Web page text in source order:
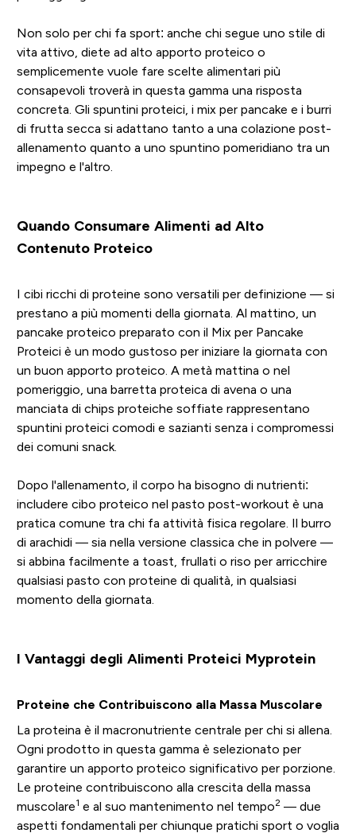
Non solo per chi fa sport: anche chi segue uno stile di
vita attivo, diete ad alto apporto proteico o
semplicemente vuole fare scelte alimentari più
consapevoli troverà in questa gamma una risposta
concreta. Gli spuntini proteici, i mix per pancake e i burri
di frutta secca si adattano tanto a una colazione post-
allenamento quanto a uno spuntino pomeridiano tra un
impegno e l'altro.
Quando Consumare Alimenti ad Alto
Contenuto Proteico
I cibi ricchi di proteine sono versatili per definizione — si
prestano a più momenti della giornata. Al mattino, un
pancake proteico preparato con il Mix per Pancake
Proteici è un modo gustoso per iniziare la giornata con
un buon apporto proteico. A metà mattina o nel
pomeriggio, una barretta proteica di avena o una
manciata di chips proteiche soffiate rappresentano
spuntini proteici comodi e sazianti senza i compromessi
dei comuni snack.
Dopo l'allenamento, il corpo ha bisogno di nutrienti:
includere cibo proteico nel pasto post-workout è una
pratica comune tra chi fa attività fisica regolare. Il burro
di arachidi — sia nella versione classica che in polvere —
si abbina facilmente a toast, frullati o riso per arricchire
qualsiasi pasto con proteine di qualità, in qualsiasi
momento della giornata.
I Vantaggi degli Alimenti Proteici Myprotein
Proteine che Contribuiscono alla Massa Muscolare
La proteina è il macronutriente centrale per chi si allena.
Ogni prodotto in questa gamma è selezionato per
garantire un apporto proteico significativo per porzione.
Le proteine contribuiscono alla crescita della massa
muscolare1 e al suo mantenimento nel tempo2— due
aspetti fondamentali per chiunque pratichi sport o voglia